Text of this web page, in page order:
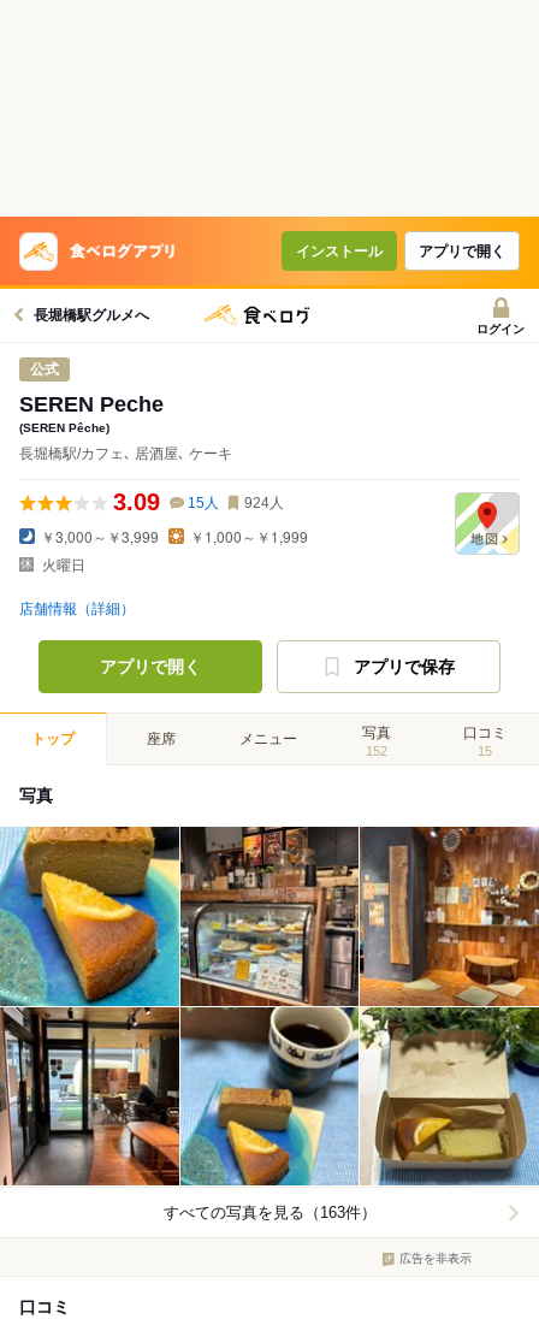
インストール アプリで開く
長堀橋駅グルメへ
ログイン
公式
SEREN Peche
(SEREN Pêche)
長堀橋駅/カフェ､ 居酒屋､ ケーキ
3.09 15人 924人
￥3,000～￥3,999
￥1,000～￥1,999
火曜日
店舗情報（詳細）
アプリで開く アプリで保存
トップ 座席 メニュー 写真
152
口コミ
15
写真
すべての写真を見る（163件）
広告を非表示
口コミ